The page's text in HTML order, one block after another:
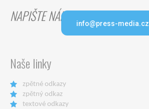
NAPIŠTE NÁM info@press-media.cz
Naše linky
zpětné odkazy
zpětný odkaz
textové odkazy